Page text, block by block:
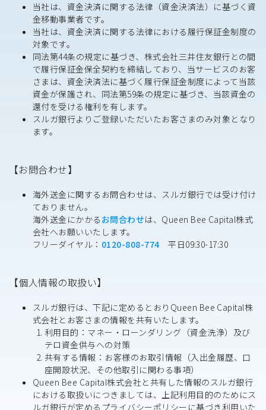
当社は、資金決済に関する法律（資金決済法）に基づく資
金移動事業者です。
当社は、資金決済に関する法律における履行保証金制度の
対象です。
同法第44条の規定に基づき、株式会社三井住友銀行との間
で履行保証金保全契約を締結しており、当サービスのお客
さまは、資金決済法に基づく履行保証金制度によって当該
資金が保護され、同法第59条の規定に基づき、当該資金の
還付を受ける権利を有します。
スルガ銀行よりご登録いただいたお客さまのみ対象となり
ます。
【お問合わせ】
海外送金に関するお問合わせは、スルガ銀行では受け付け
ておりません。
海外送金にかかる お問合わせは、Queen Bee Capital株式
会社へお願いいたします。
フリーダイヤル： 0120-808-774 平日09:30-17:30
【個人情報の取扱い】
スルガ銀行は、下記に定めるとおりQueen Bee Capital株
式会社とお客さまの情報を共有いたします。
利用目的：マネー・ローンダリング（資金洗浄）及び
テロ資金供与への対策
共有する情報：お客様のお取引情報（入出金履歴、口
座開設状況、その他取引に関わる事項）
Queen Bee Capital株式会社と共有した情報のスルガ銀行
における取扱いにつきましては、上記利用目的のためにス
ルガ銀行が定めるプライバシーポリシーに基づき利用いた